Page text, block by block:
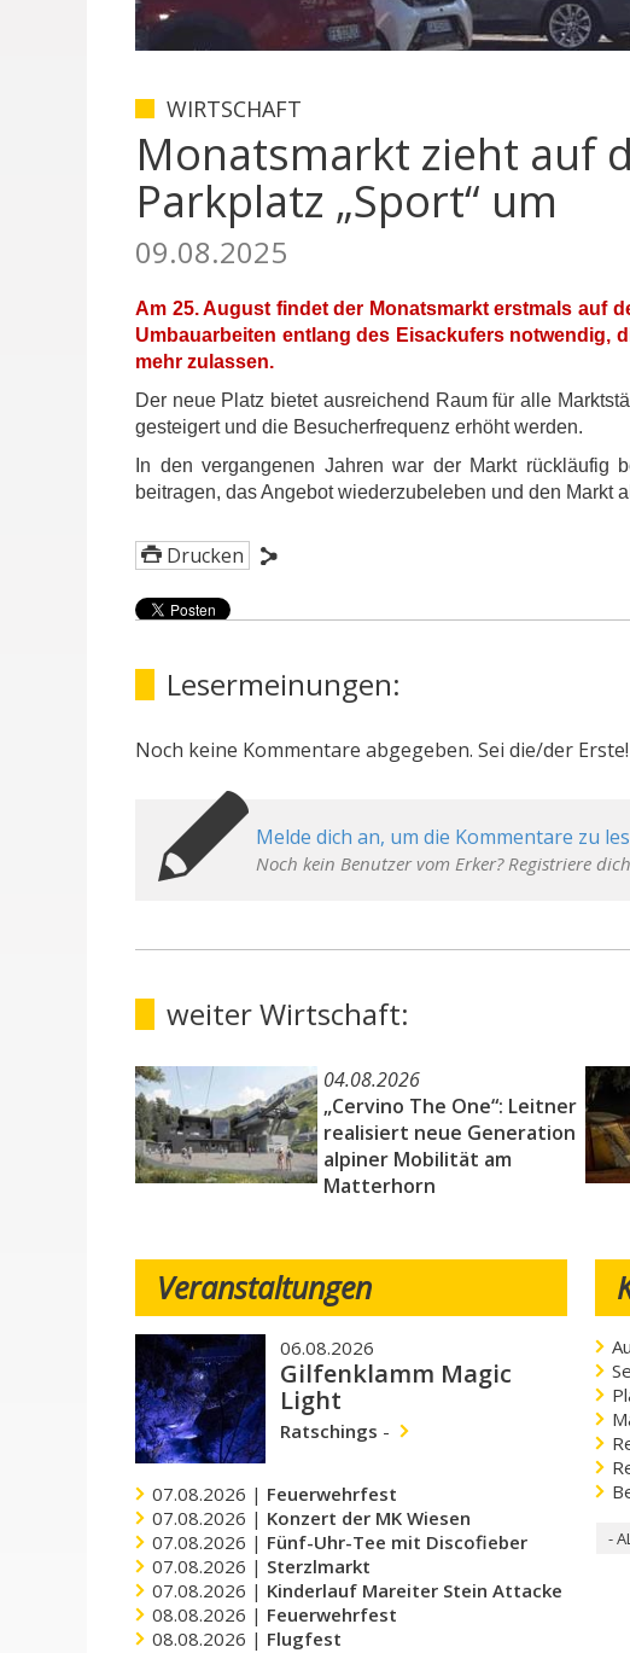
WIRTSCHAFT
Monatsmarkt zieht auf
Parkplatz „Sport“ um
09.08.2025
Am 25. August findet der Monatsmarkt erstmals auf
Umbauarbeiten entlang des Eisackufers notwendig,
mehr zulassen.
Der neue Platz bietet ausreichend Raum für alle
gesteigert und die Besucherfrequenz erhöht werden.
In den vergangenen Jahren war der Markt rückläufig
beitragen, das Angebot wiederzubeleben und den Markt
Drucken
Lesermeinungen:
Noch keine Kommentare abgegeben. Sei die/der Erste!
Melde dich an, um die Kommentare zu
Noch kein Benutzer vom Erker? Registriere
weiter Wirtschaft:
04.08.2026
„Cervino The One“: Leitner
realisiert neue Generation
alpiner Mobilität am
Matterhorn
Veranstaltungen
06.08.2026
Gilfenklamm Magic
Light
Ratschings -
07.08.2026 | Feuerwehrfest
07.08.2026 | Konzert der MK Wiesen
07.08.2026 | Fünf-Uhr-Tee mit Discofieber
07.08.2026 | Sterzlmarkt
07.08.2026 | Kinderlauf Mareiter Stein Attacke
08.08.2026 | Feuerwehrfest
08.08.2026 | Flugfest
-